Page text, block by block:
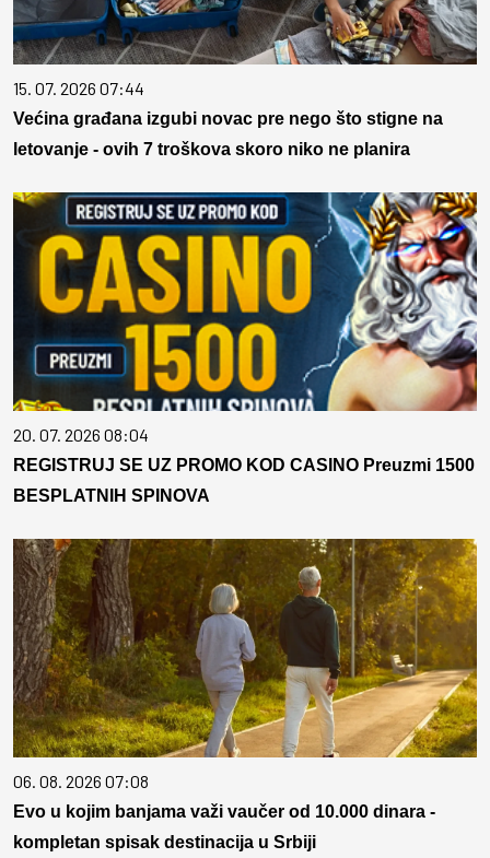
15. 07. 2026 07:44
Većina građana izgubi novac pre nego što stigne na
letovanje - ovih 7 troškova skoro niko ne planira
20. 07. 2026 08:04
REGISTRUJ SE UZ PROMO KOD CASINO Preuzmi 1500
BESPLATNIH SPINOVA
06. 08. 2026 07:08
Evo u kojim banjama važi vaučer od 10.000 dinara -
kompletan spisak destinacija u Srbiji